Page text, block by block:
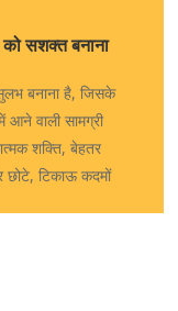
सशक्त बनाना
सुलभ बनाना है, जिसके
वाली सामग्री
शक्ति, बेहतर
छोटे, टिकाऊ कदमों